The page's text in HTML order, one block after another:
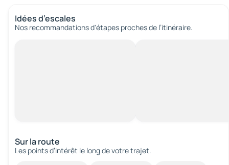
Idées d’escales
Nos recommandations d'étapes proches de l’itinéraire.
Sur la route
Les points d’intérêt le long de votre trajet.